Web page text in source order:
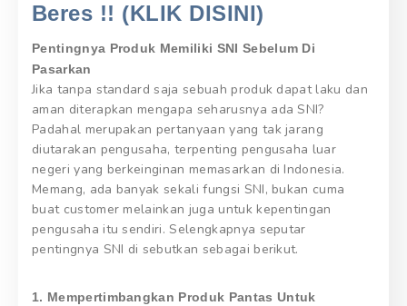
Beres !! (KLIK DISINI)
Pentingnya Produk Memiliki SNI Sebelum Di
Pasarkan
Jika tanpa standard saja sebuah produk dapat laku dan
aman diterapkan mengapa seharusnya ada SNI?
Padahal merupakan pertanyaan yang tak jarang
diutarakan pengusaha, terpenting pengusaha luar
negeri yang berkeinginan memasarkan di Indonesia.
Memang, ada banyak sekali fungsi SNI, bukan cuma
buat customer melainkan juga untuk kepentingan
pengusaha itu sendiri. Selengkapnya seputar
pentingnya SNI di sebutkan sebagai berikut.
1. Mempertimbangkan Produk Pantas Untuk